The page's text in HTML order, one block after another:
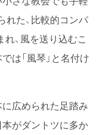
た、比較的コンパ
、風を送り込むこ
は「風琴」と名付け
広められた足踏み
がダントツに多か